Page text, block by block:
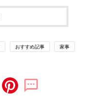
おすすめ記事 家事